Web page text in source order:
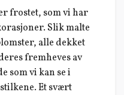
frostet, som vi har
Slik malte
alle dekket
fremheves av
som vi kan se i
Et svært